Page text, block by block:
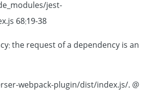
jest-
68:19-38
the request of a dependency is an
terser-webpack-plugin/dist/index.js